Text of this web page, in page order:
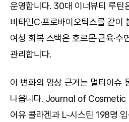
운영합니다. 30대 이너뷰티 루틴
비타민C·프로바이오틱스를 같이
여성 회복 스택은 호르몬·근육·수
관리합니다.
이 변화의 임상 근거는 멀티이슈
나옵니다. Journal of
어유 콜라겐과 L-시스틴 198명 임